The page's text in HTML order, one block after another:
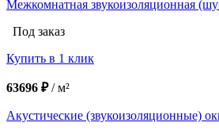
Межкомнатная звукоизоляционная
Под заказ
Купить в 1 клик
63696 ₽/м²
Акустические (звукоизоляционные)